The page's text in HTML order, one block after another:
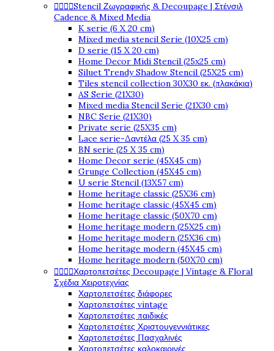
Stencil Ζωγραφικής & Decoupage | Στένσιλ
Cadence & Mixed Media
K serie (6 X 20 cm)
Mixed media stencil Serie (10X25 cm)
D serie (15 X 20 cm)
Home Decor Midi Stencil (25x25 cm)
Siluet Trendy Shadow Stencil (25X25 cm)
Tiles stencil collection 30X30 εκ. (πλακάκια)
AS Serie (21X30)
Mixed media Stencil Serie (21X30 cm)
NBC Serie (21X30)
Private serie (25X35 cm)
Lace serie-Δαντέλα (25 X 35 cm)
BN serie (25 X 35 cm)
Home Decor serie (45X45 cm)
Grunge Collection (45X45 cm)
U serie Stencil (13X57 cm)
Home heritage classic (25X36 cm)
Home heritage classic (45X45 cm)
Home heritage classic (50X70 cm)
Home heritage modern (25X25 cm)
Home heritage modern (25X36 cm)
Home heritage modern (45X45 cm)
Home heritage modern (50X70 cm)
Χαρτοπετσέτες Decoupage | Vintage & Floral
Σχέδια Χειροτεχνίας
Χαρτοπετσέτες διάφορες
Χαρτοπετσέτες vintage
Χαρτοπετσέτες παιδικές
Χαρτοπετσέτες Χριστουγεννιάτικες
Χαρτοπετσέτες Πασχαλινές
Χαρτοπετσέτες καλοκαιρινές